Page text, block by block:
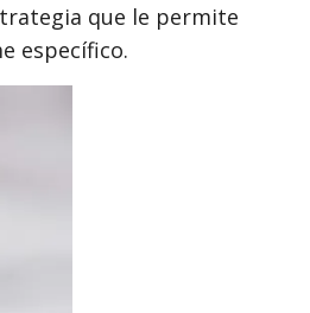
que le permite
específico.